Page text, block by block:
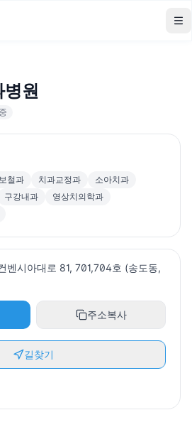
원
철과 치과교정과
소아치과
구강내과
영상치의학과
벤시아대로 81, 701,704호 (송도동,
주소복사
길찾기